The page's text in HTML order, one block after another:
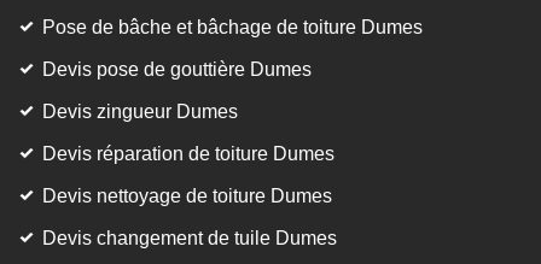
Pose de bâche et bâchage de toiture Dumes
Devis pose de gouttière Dumes
Devis zingueur Dumes
Devis réparation de toiture Dumes
Devis nettoyage de toiture Dumes
Devis changement de tuile Dumes